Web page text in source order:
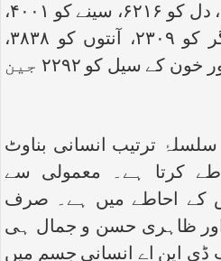
۱۷۹۴، لعابِ دہن کو ۱۸۶، دل کو ۶۲۱۶، سینے کو ۴۰۰۱،
پھیپھڑوں کو ۱۱۵۸۱، جگر کو ۲۳۰۹، آنتوں کو ۳۸۳۸،
دماغی پٹھوں کو ۱۹۱۱، اور خون کے سیل کو ۲۲۹۲ جین
ترتیب انسانی بناوٹ
کرتا ہے۔ معمولی سے
کے احاطے میں ہے۔ صرف
اور ظاہری حسن و جمال ہی